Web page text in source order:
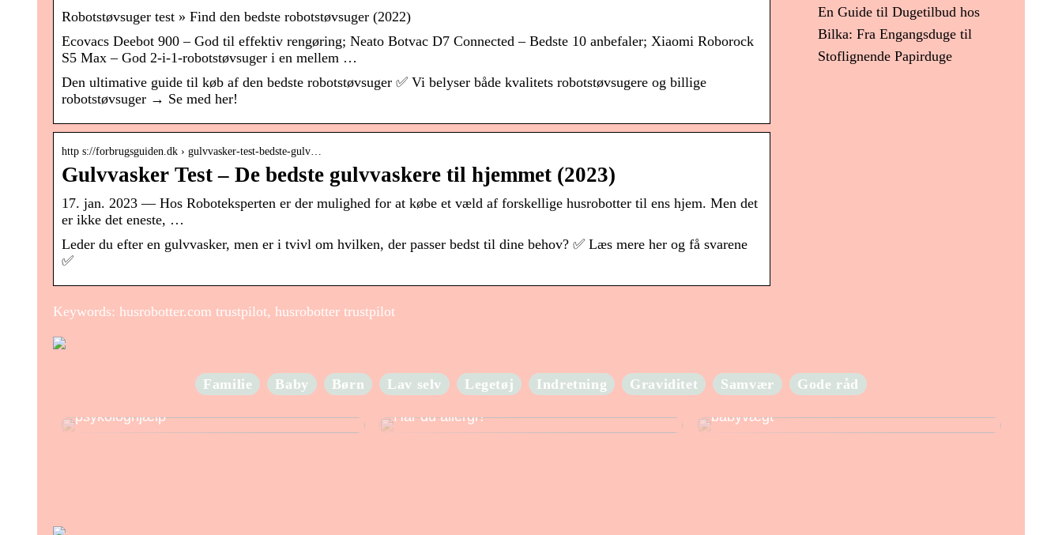
Robotstøvsuger test » Find den bedste robotstøvsuger (2022)
Ecovacs Deebot 900 – God til effektiv rengøring; Neato Botvac D7 Connected – Bedste 10 anbefaler; Xiaomi Roborock
S5 Max – God 2-i-1-robotstøvsuger i en mellem …
Den ultimative guide til køb af den bedste robotstøvsuger ✅ Vi belyser både kvalitets robotstøvsugere og billige
robotstøvsuger → Se med her!
http s://forbrugsguiden.dk › gulvvasker-test-bedste-gulv…
Gulvvasker Test – De bedste gulvvaskere til hjemmet (2023)
17. jan. 2023 — Hos Roboteksperten er der mulighed for at købe et væld af forskellige husrobotter til ens hjem. Men det
er ikke det eneste, …
Leder du efter en gulvvasker, men er i tvivl om hvilken, der passer bedst til dine behov? ✅ Læs mere her og få svarene
✅
Keywords: husrobotter.com trustpilot, husrobotter trustpilot
En Guide til Dugetilbud hos
Bilka: Fra Engangsduge til
Stoflignende Papirduge
Familie Baby Børn Lav selv Legetøj Indretning Graviditet Samvær
Gode råd
psykologhjælp
Har du allergi?
babyvægt